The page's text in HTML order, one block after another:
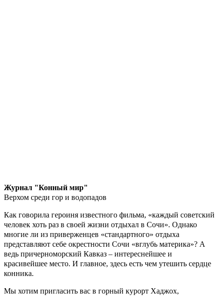
Журнал "Конный мир"
Верхом среди гор и водопадов
Как говорила героиня известного фильма, «каждый советский
человек хоть раз в своей жизни отдыхал в Сочи». Однако
многие ли из приверженцев «стандартного» отдыха
представляют себе окрестности Сочи «вглубь материка»? А
ведь причерноморский Кавказ – интереснейшее и
красивейшее место. И главное, здесь есть чем утешить сердце
конника.
Мы хотим пригласить вас в горный курорт Хаджох,